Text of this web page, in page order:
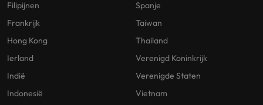
Filipijnen
Frankrijk
Hong Kong
Ierland
Indië
Indonesië
Spanje
Taiwan
Thailand
Verenigd Koninkrijk
Verenigde Staten
Vietnam